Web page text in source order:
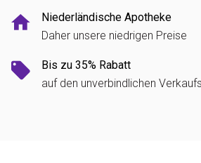
Niederländische Apotheke
Daher unsere niedrigen Preise
Bis zu 35% Rabatt
auf den unverbindlichen